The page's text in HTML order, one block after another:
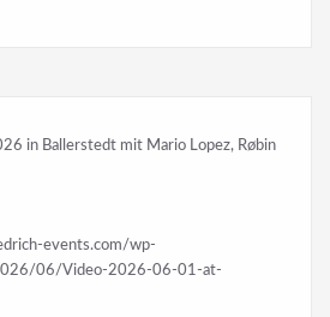
in Ballerstedt mit Mario Lopez, Røbin
events.com/wp-
06/Video-2026-06-01-at-